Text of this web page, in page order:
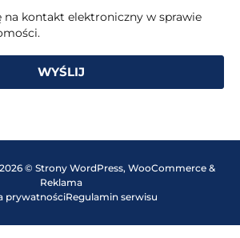
na kontakt elektroniczny w sprawie
WYŚLIJ
© Strony WordPress, WooCommerce &
Reklama
prywatnościRegulamin serwisu